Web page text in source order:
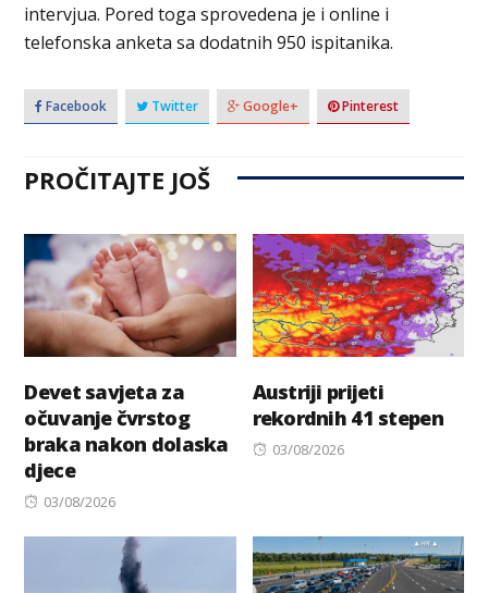
intervjua. Pored toga sprovedena je i online i
telefonska anketa sa dodatnih 950 ispitanika.
Facebook Twitter Google+ Pinterest
PROČITAJTE JOŠ
Devet savjeta za
očuvanje čvrstog
braka nakon dolaska
djece
Posted
03/08/2026
Austriji prijeti
rekordnih 41 stepen
Posted
03/08/2026